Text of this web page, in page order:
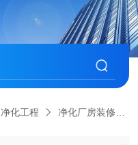
净化工程 净化厂房装修